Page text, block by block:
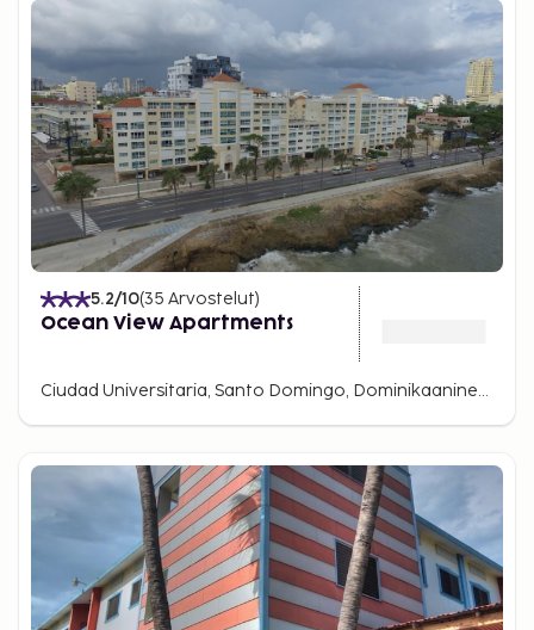
5.2/10(35 Arvostelut)
Ocean View Apartments
Ciudad Universitaria, Santo Domingo, Dominikaaninen tasavalta